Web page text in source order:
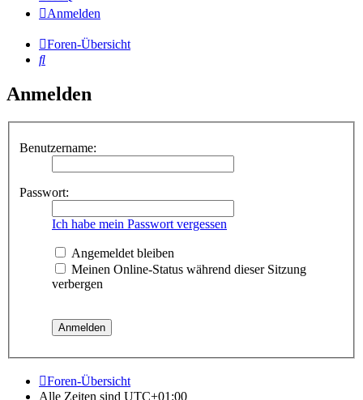
Anmelden
Foren-Übersicht
Suche
Anmelden
Benutzername:
Passwort:
Ich habe mein Passwort vergessen
Angemeldet bleiben
Meinen Online-Status während dieser Sitzung
verbergen
Foren-Übersicht
Alle Zeiten sind UTC+01:00